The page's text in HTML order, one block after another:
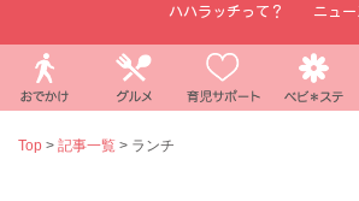
ハハラッチって？ ニュー
Top > 記事一覧 > ランチ